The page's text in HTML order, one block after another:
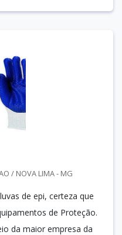
/ NOVA LIMA - MG
de epi, certeza que
de Proteção.
da maior empresa da